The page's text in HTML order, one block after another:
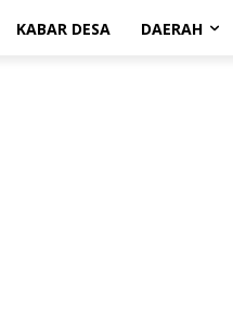
KABAR DESA DAERAH